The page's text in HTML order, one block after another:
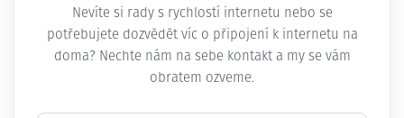
Nevíte si rady s rychlostí internetu nebo se
potřebujete dozvědět víc o připojení k internetu na
doma? Nechte nám na sebe kontakt a my se vám
obratem ozveme.